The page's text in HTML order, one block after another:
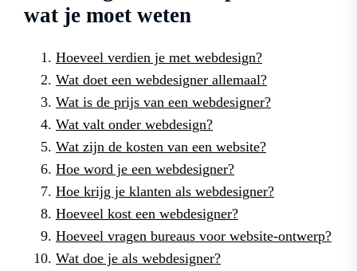
wat je moet weten
Hoeveel verdien je met webdesign?
Wat doet een webdesigner allemaal?
Wat is de prijs van een webdesigner?
Wat valt onder webdesign?
Wat zijn de kosten van een website?
Hoe word je een webdesigner?
Hoe krijg je klanten als webdesigner?
Hoeveel kost een webdesigner?
Hoeveel vragen bureaus voor website-ontwerp?
Wat doe je als webdesigner?